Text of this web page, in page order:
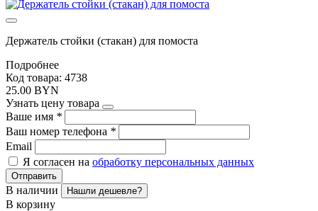
Держатель стойки (стакан) для помоста
Подробнее
Код товара: 4738
25.00 BYN
Узнать цену товара
Ваше имя *
Ваш номер телефона *
Email
Я согласен на обработку персональных данных
Отправить
В наличии Нашли дешевле?
В корзину